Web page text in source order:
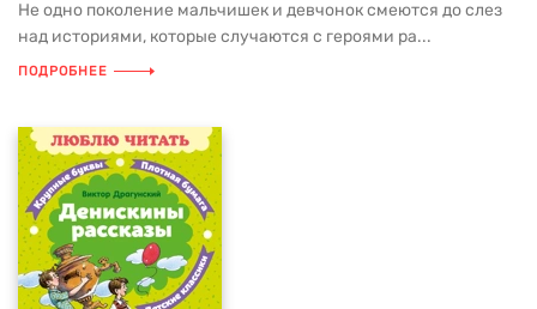
Не одно поколение мальчишек и девчонок смеются до слез
над историями, которые случаются с героями ра...
ПОДРОБНЕЕ